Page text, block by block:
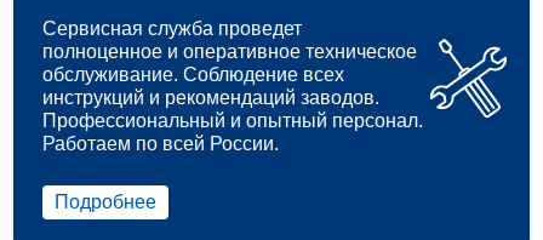
Сервисная служба проведет
полноценное и оперативное техническое
обслуживание. Соблюдение всех
инструкций и рекомендаций заводов.
Профессиональный и опытный персонал.
Работаем по всей России.
Подробнее